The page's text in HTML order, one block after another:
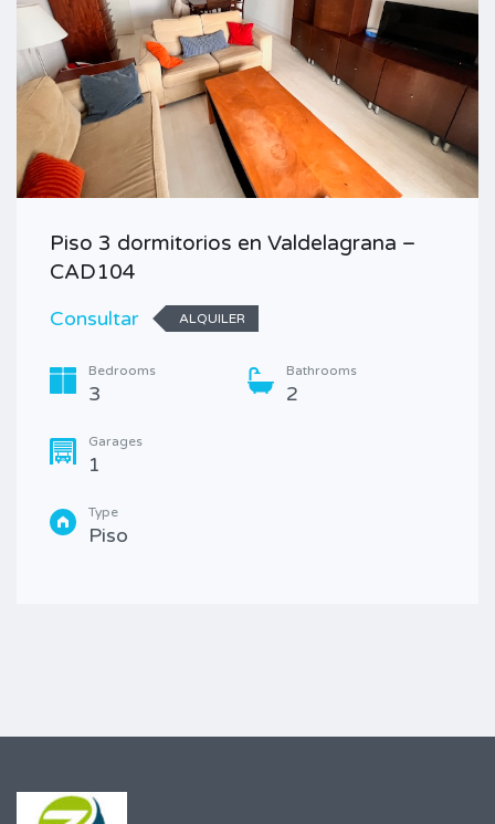
Piso 3 dormitorios en Valdelagrana –
CAD104
Consultar
ALQUILER
Bedrooms
3
Bathrooms
2
Garages
1
Type
Piso